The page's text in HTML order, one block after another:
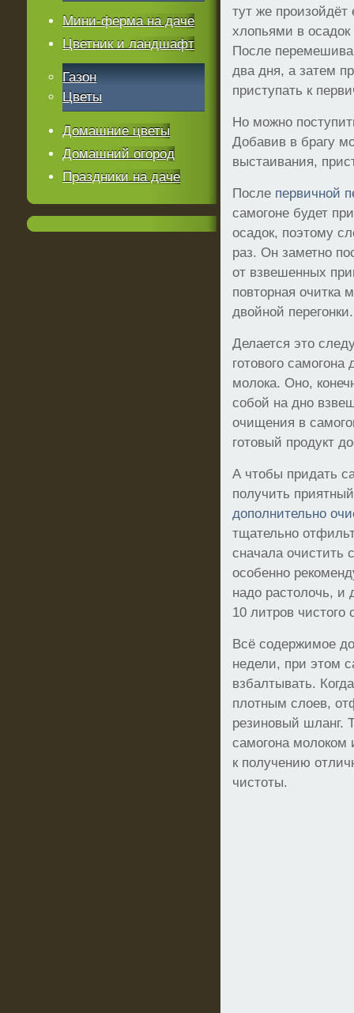
тут же произойдёт
хлопьями в
После
два дня, а затем
приступать к
Но можно
Добавив в брагу
выстаивания,
После первичной
самогоне будет
осадок, поэтому
раз. Он заметно
от взвешенных
повторная очитка
двойной
Делается это
готового
молока. Оно,
собой на дно
очищения в
готовый продукт
А чтобы придать
получить
дополнительно
тщательно
сначала очистить
особенно
надо растолочь, и
10 литров чистого
Всё содержимое
недели, при этом
взбалтывать.
плотным слоев,
резиновый шланг.
самогона молоком
к получению
чистоты.
Мини-ферма на даче
Цветник и ландшафт
Газон
Цветы
Домашние цветы
Домашний огород
Праздники на даче